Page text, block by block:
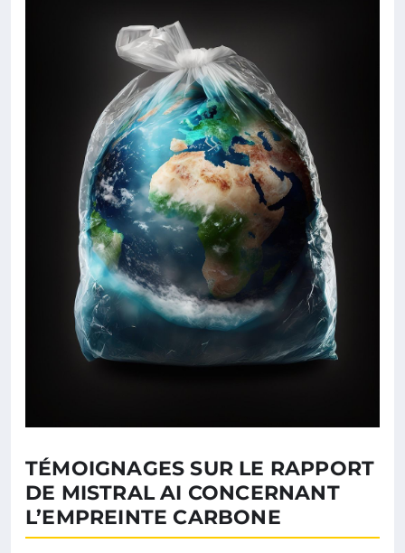
TÉMOIGNAGES SUR LE RAPPORT
DE MISTRAL AI CONCERNANT
L’EMPREINTE CARBONE